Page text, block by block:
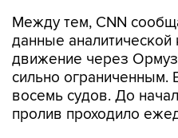
Между тем, CNN
данные аналитической
движение через
сильно ограниченным.
восемь судов. До
пролив проходило